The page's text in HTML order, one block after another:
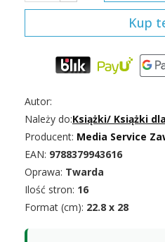
Autor:
Należy do:Książki/ Książki
Producent: Media Service
EAN: 9788379943616
Oprawa: Twarda
Ilość stron: 16
Format (cm): 22.8 x 28
Kup